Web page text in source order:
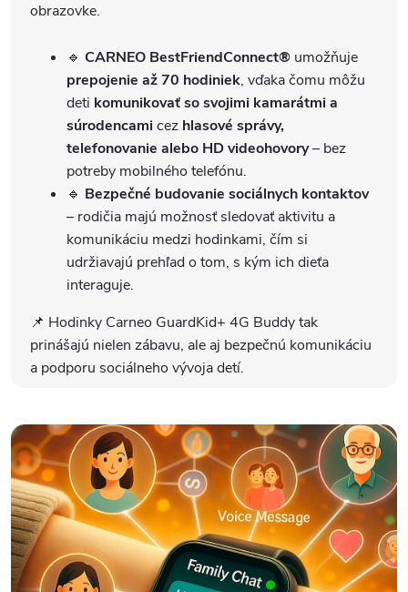
obrazovke.
🔹CARNEO BestFriendConnect® umožňuje
prepojenie až 70 hodiniek, vďaka čomu môžu
deti komunikovať so svojimi kamarátmi a
súrodencamicez hlasové správy,
telefonovanie alebo HD videohovory– bez
potreby mobilného telefónu.
🔹 Bezpečné budovanie sociálnych kontaktov
– rodičia majú možnosť sledovať aktivitu a
komunikáciu medzi hodinkami, čím si
udržiavajú prehľad o tom, s kým ich dieťa
interaguje.
📌 Hodinky Carneo GuardKid+ 4G Buddy tak
prinášajú nielen zábavu, ale aj bezpečnú komunikáciu
a podporu sociálneho vývoja detí.